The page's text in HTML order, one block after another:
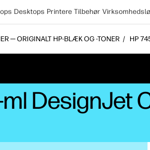
Desktops Printere Tilbehør
─ ORIGINALT HP-BLÆK OG -TONER HP
ml DesignJet